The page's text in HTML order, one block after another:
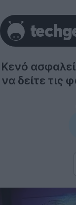
Κενό
να δείτε τις